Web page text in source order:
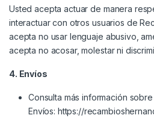
Usted acepta actuar de manera
interactuar con otros usuarios de
acepta no usar lenguaje abusivo,
acepta no acosar, molestar ni
4. Envíos
Consulta más información
Envíos: https://